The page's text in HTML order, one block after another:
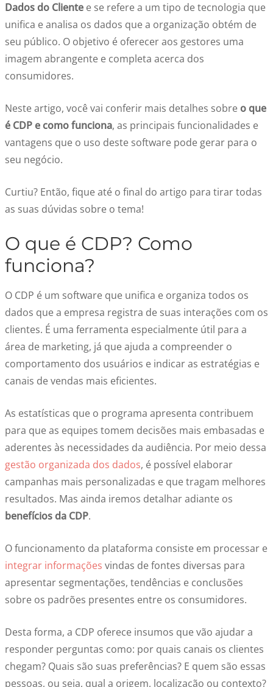
Dados do Cliente e se refere a um tipo de tecnologia que
unifica e analisa os dados que a organização obtém de
seu público. O objetivo é oferecer aos gestores uma
imagem abrangente e completa acerca dos
consumidores.
Neste artigo, você vai conferir mais detalhes sobre o que
é CDP e como funciona, as principais funcionalidades e
vantagens que o uso deste software pode gerar para o
seu negócio.
Curtiu? Então, fique até o final do artigo para tirar todas
as suas dúvidas sobre o tema!
O que é CDP? Como
funciona?
O CDP é um software que unifica e organiza todos os
dados que a empresa registra de suas interações com os
clientes. É uma ferramenta especialmente útil para a
área de marketing, já que ajuda a compreender o
comportamento dos usuários e indicar as estratégias e
canais de vendas mais eficientes.
As estatísticas que o programa apresenta contribuem
para que as equipes tomem decisões mais embasadas e
aderentes às necessidades da audiência. Por meio dessa
gestão organizada dos dados, é possível elaborar
campanhas mais personalizadas e que tragam melhores
resultados. Mas ainda iremos detalhar adiante os
benefícios da CDP.
O funcionamento da plataforma consiste em processar e
integrar informações vindas de fontes diversas para
apresentar segmentações, tendências e conclusões
sobre os padrões presentes entre os consumidores.
Desta forma, a CDP oferece insumos que vão ajudar a
responder perguntas como: por quais canais os clientes
chegam? Quais são suas preferências? E quem são essas
pessoas, ou seja, qual a origem, localização ou contexto?